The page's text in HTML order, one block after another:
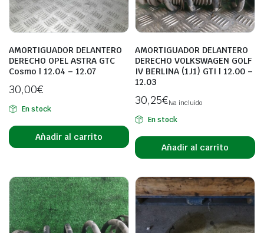
AMORTIGUADOR DELANTERO
DERECHO OPEL ASTRA GTC
Cosmo | 12.04 – 12.07
30,00€
En stock
Añadir al carrito
AMORTIGUADOR DELANTERO
DERECHO VOLKSWAGEN GOLF
IV BERLINA (1J1) GTI | 12.00 –
12.03
30,25€Iva incluido
En stock
Añadir al carrito